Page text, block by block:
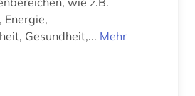
Energie,
Gesundheit,... Mehr